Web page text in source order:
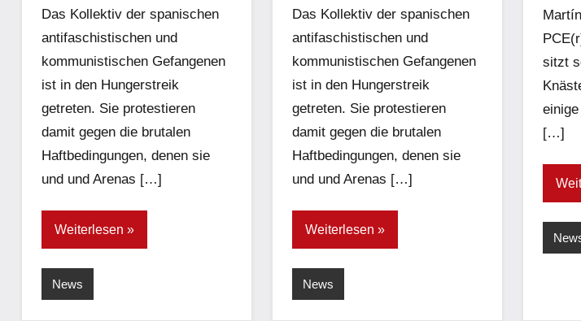
Das Kollektiv der spanischen
antifaschistischen und
kommunistischen Gefangenen
ist in den Hungerstreik
getreten. Sie protestieren
damit gegen die brutalen
Haftbedingungen, denen sie
und und Arenas […]
Weiterlesen
News
Das Kollektiv der spanischen
antifaschistischen und
kommunistischen Gefangenen
ist in den Hungerstreik
getreten. Sie protestieren
damit gegen die brutalen
Haftbedingungen, denen sie
und und Arenas […]
Weiterlesen
News
sitzt
[…]